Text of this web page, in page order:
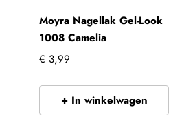
Moyra Nagellak Gel-Look
1008 Camelia
€ 3,99
+ In winkelwagen